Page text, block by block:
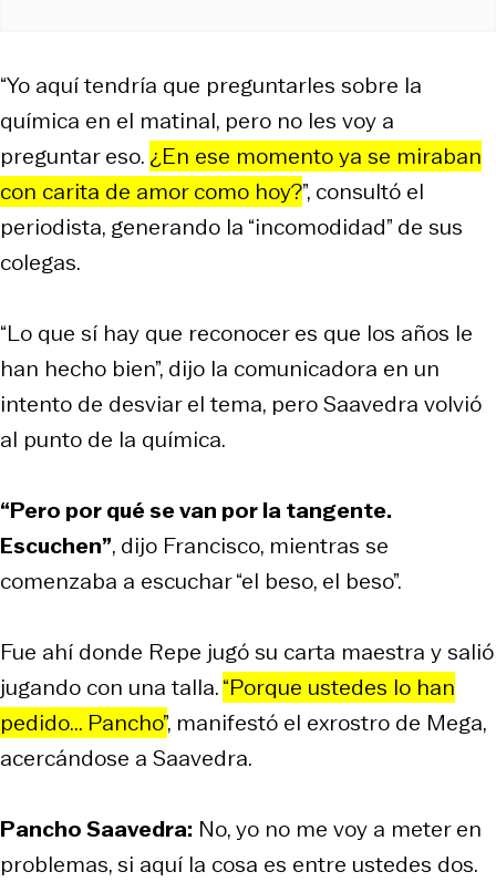
“Yo aquí tendría que preguntarles sobre la
química en el matinal, pero no les voy a
preguntar eso. ¿En ese momento ya se miraban
con carita de amor como hoy?”, consultó el
periodista, generando la “incomodidad” de sus
colegas.
“Lo que sí hay que reconocer es que los años le
han hecho bien”, dijo la comunicadora en un
intento de desviar el tema, pero Saavedra volvió
al punto de la química.
“Pero por qué se van por la tangente.
Escuchen”, dijo Francisco, mientras se
comenzaba a escuchar “el beso, el beso”.
Fue ahí donde Repe jugó su carta maestra y salió
jugando con una talla.“Porque ustedes lo han
pedido... Pancho”, manifestó el exrostro de Mega,
acercándose a Saavedra.
Pancho Saavedra: No, yo no me voy a meter en
problemas, si aquí la cosa es entre ustedes dos.